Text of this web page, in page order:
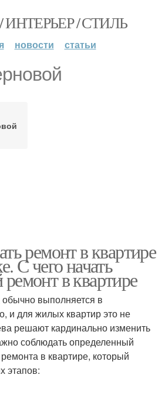
/ СТИЛЬ
новости статьи
ремонт в квартире
С чего начать
в квартире
выполняется в
и для жилых квартир это не
решают кардинально изменить
соблюдать определенный
в квартире, который
этапов: